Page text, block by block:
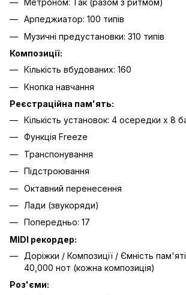
Метроном: Так (разом з ритмом)
Арпеджиатор: 100 типів
Музичні предустановки: 310 типів
Композиції:
Кількість вбудованих: 160
Кнопка навчання
Реєстраційна пам'ять:
Кількість установок: 4 осередки x 8
Функція Freeze
Транспонування
Підстроювання
Октавний перенесення
Лади (звукоряди)
Попередньо: 17
MIDI рекордер:
Доріжки / Композиції / Ємність
40,000 нот (кожна композиція)
Роз'єми: